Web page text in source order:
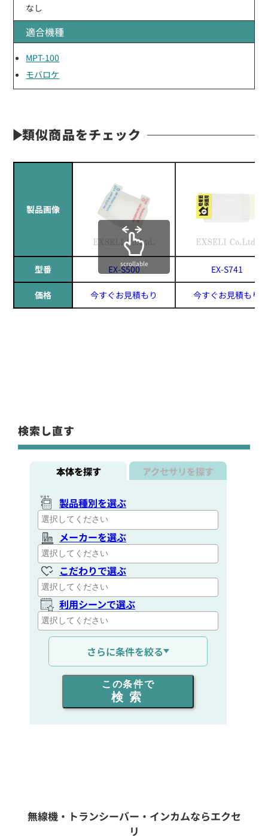
なし
適合機種
MPT-100
モバロケ
類似商品をチェック
製品画像
型番 EX-S500 EX-S741
価格 今すぐお見積もり 今すぐお見積もり
scrollable
検索し直す
本体を探す アクセサリを探す
製品種別を選ぶ
メーカーを選ぶ
こだわりで選ぶ
利用シーンで選ぶ
通信距離を選ぶ
出力を選ぶ
同時通話人数を選ぶ
さらに条件を絞る
この条件で
検索
無線機・トランシーバー・インカムならエクセ
リ